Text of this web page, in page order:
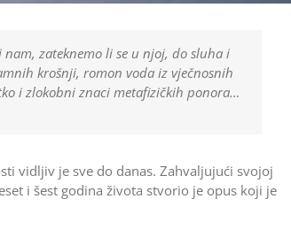
zateknemo li se u njoj, do sluha i
krošnji, romon voda iz vječnosnih
i zlokobni znaci metafizičkih ponora…
vidljiv je sve do danas. Zahvaljujući svojoj
i šest godina života stvorio je opus koji je